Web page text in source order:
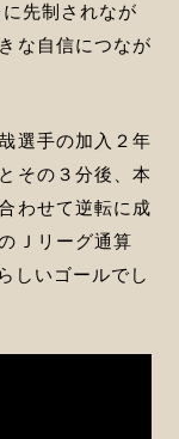
先制されなが
な自信につなが
選手の加入２年
その３分後、本
わせて逆転に成
Ｊリーグ通算
しいゴールでし